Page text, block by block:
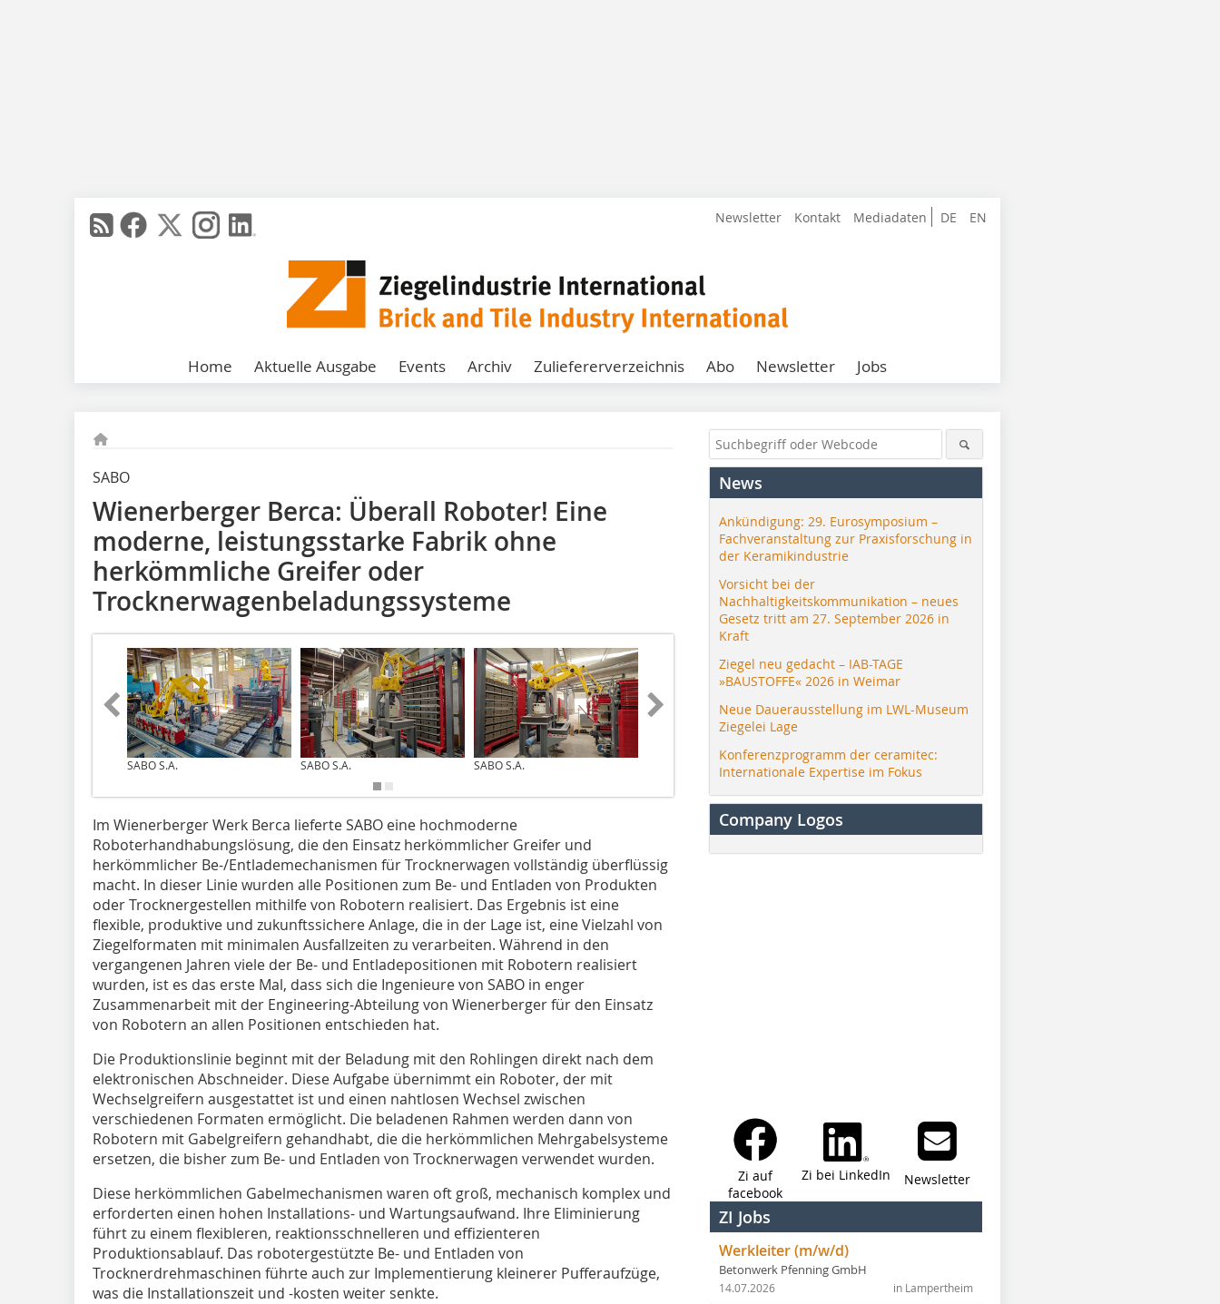
DE EN
Newsletter Kontakt Mediadaten
Home Aktuelle Ausgabe Events Archiv Zuliefererverzeichnis Abo Newsletter Jobs
SABO
Wienerberger Berca: Überall Roboter! Eine
moderne, leistungsstarke Fabrik ohne
herkömmliche Greifer oder
Trocknerwagenbeladungssysteme
SABO S.A. SABO S.A. SABO S.A. SABO S.A.
Im Wienerberger Werk Berca lieferte SABO eine hochmoderne
Roboterhandhabungslösung, die den Einsatz herkömmlicher Greifer und
herkömmlicher Be-/Entlademechanismen für Trocknerwagen vollständig überflüssig
macht. In dieser Linie wurden alle Positionen zum Be- und Entladen von Produkten
oder Trocknergestellen mithilfe von Robotern realisiert. Das Ergebnis ist eine
flexible, produktive und zukunftssichere Anlage, die in der Lage ist, eine Vielzahl von
Ziegelformaten mit minimalen Ausfallzeiten zu verarbeiten. Während in den
vergangenen Jahren viele der Be- und Entladepositionen mit Robotern realisiert
wurden, ist es das erste Mal, dass sich die Ingenieure von SABO in enger
Zusammenarbeit mit der Engineering-Abteilung von Wienerberger für den Einsatz
von Robotern an allen Positionen entschieden hat.
Die Produktionslinie beginnt mit der Beladung mit den Rohlingen direkt nach dem
elektronischen Abschneider. Diese Aufgabe übernimmt ein Roboter, der mit
Wechselgreifern ausgestattet ist und einen nahtlosen Wechsel zwischen
verschiedenen Formaten ermöglicht. Die beladenen Rahmen werden dann von
Robotern mit Gabelgreifern gehandhabt, die die herkömmlichen Mehrgabelsysteme
ersetzen, die bisher zum Be- und Entladen von Trocknerwagen verwendet wurden.
Diese herkömmlichen Gabelmechanismen waren oft groß, mechanisch komplex und
erforderten einen hohen Installations- und Wartungsaufwand. Ihre Eliminierung
führt zu einem flexibleren, reaktionsschnelleren und effizienteren
Produktionsablauf. Das robotergestützte Be- und Entladen von
Trocknerdrehmaschinen führte auch zur Implementierung kleinerer Pufferaufzüge,
was die Installationszeit und -kosten weiter senkte.
News
Ankündigung: 29. Eurosymposium –
Fachveranstaltung zur Praxisforschung in
der Keramikindustrie
Vorsicht bei der
Nachhaltigkeitskommunikation – neues
Gesetz tritt am 27. September 2026 in
Kraft
Ziegel neu gedacht – IAB-TAGE
»BAUSTOFFE« 2026 in Weimar
Neue Dauerausstellung im LWL-Museum
Ziegelei Lage
Konferenzprogramm der ceramitec:
Internationale Expertise im Fokus
Company Logos
Zi auf
facebook
Zi bei LinkedIn Newsletter
ZI Jobs
Werkleiter (m/w/d)
Betonwerk Pfenning GmbH
in Lampertheim
14.07.2026